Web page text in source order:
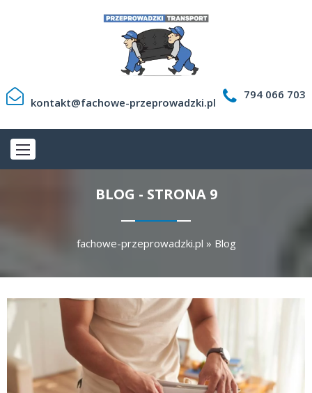
kontakt@fachowe-przeprowadzki.pl
794 066 703
BLOG - STRONA 9
fachowe-przeprowadzki.pl » Blog